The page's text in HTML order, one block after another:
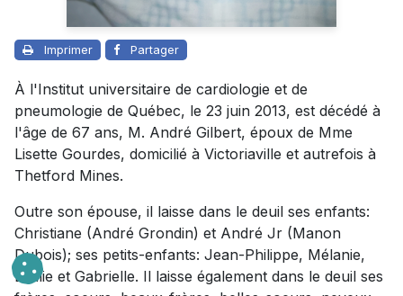
Imprimer Partager
À l'Institut universitaire de cardiologie et de
pneumologie de Québec, le 23 juin 2013, est décédé à
l'âge de 67 ans, M. André Gilbert, époux de Mme
Lisette Gourdes, domicilié à Victoriaville et autrefois à
Thetford Mines.
Outre son épouse, il laisse dans le deuil ses enfants:
Christiane (André Grondin) et André Jr (Manon
Dubois); ses petits-enfants: Jean-Philippe, Mélanie,
Émilie et Gabrielle. Il laisse également dans le deuil ses